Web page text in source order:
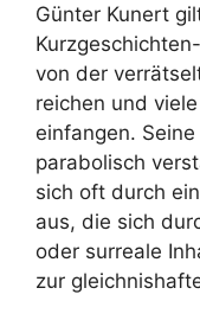
Günter Kunert
von der
reichen und
einfangen.
parabolisch
sich oft durch
aus, die sich
oder surreale
zur